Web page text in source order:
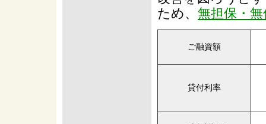
ため、 無担保・
ご融資額
貸付利率